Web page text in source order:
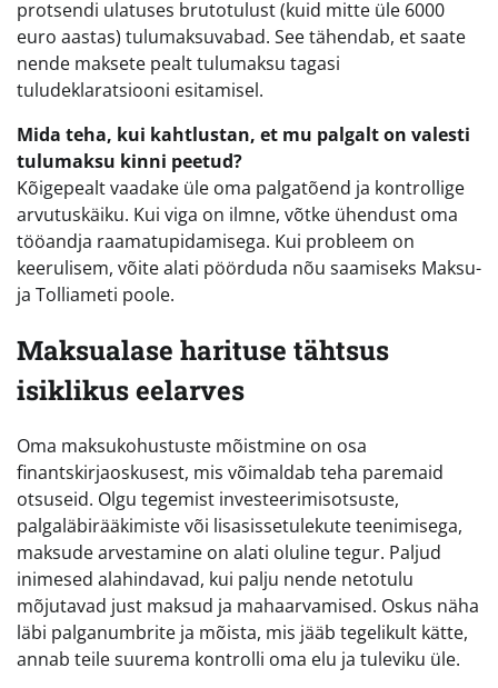
protsendi ulatuses brutotulust (kuid mitte üle 6000
euro aastas) tulumaksuvabad. See tähendab, et saate
nende maksete pealt tulumaksu tagasi
tuludeklaratsiooni esitamisel.
Mida teha, kui kahtlustan, et mu palgalt on valesti
tulumaksu kinni peetud?
Kõigepealt vaadake üle oma palgatõend ja kontrollige
arvutuskäiku. Kui viga on ilmne, võtke ühendust oma
tööandja raamatupidamisega. Kui probleem on
keerulisem, võite alati pöörduda nõu saamiseks Maksu-
ja Tolliameti poole.
Maksualase harituse tähtsus
isiklikus eelarves
Oma maksukohustuste mõistmine on osa
finantskirjaoskusest, mis võimaldab teha paremaid
otsuseid. Olgu tegemist investeerimisotsuste,
palgaläbirääkimiste või lisasissetulekute teenimisega,
maksude arvestamine on alati oluline tegur. Paljud
inimesed alahindavad, kui palju nende netotulu
mõjutavad just maksud ja mahaarvamised. Oskus näha
läbi palganumbrite ja mõista, mis jääb tegelikult kätte,
annab teile suurema kontrolli oma elu ja tuleviku üle.